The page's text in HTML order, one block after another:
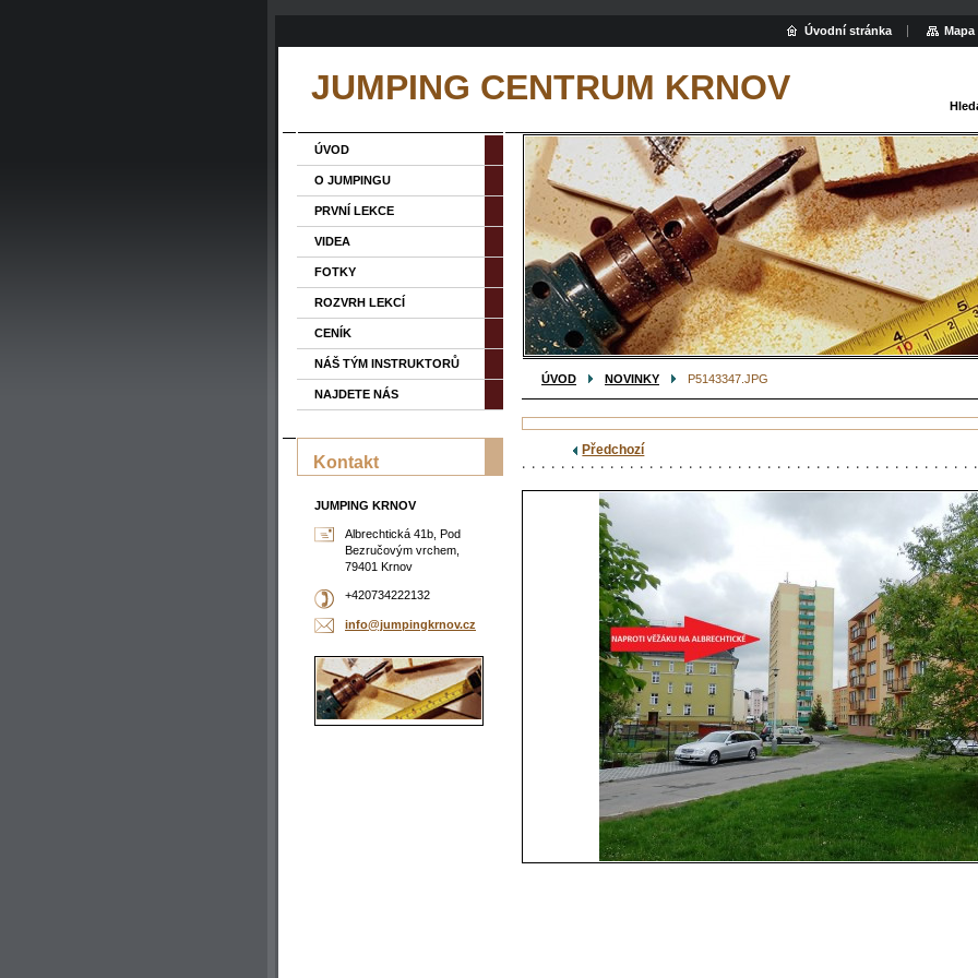
JUMPING CENTRUM KRNOV
ÚVOD NOVINKY P5143347.JPG
Předchozí
ÚVOD
O JUMPINGU
PRVNÍ LEKCE
VIDEA
FOTKY
ROZVRH LEKCÍ
CENÍK
NÁŠ TÝM INSTRUKTORŮ
NAJDETE NÁS
Kontakt
JUMPING KRNOV
Albrechtická 41b, Pod
Bezručovým vrchem,
79401 Krnov
+420734222132
info@jumpingkrnov.cz
Úvodní stránka